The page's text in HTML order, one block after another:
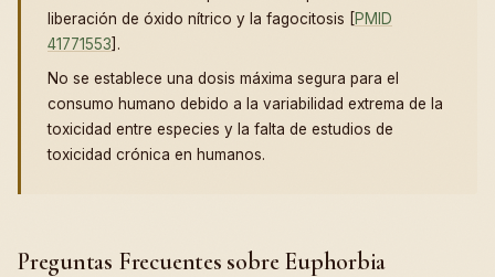
liberación de óxido nítrico y la fagocitosis [PMID
41771553].
No se establece una dosis máxima segura para el
consumo humano debido a la variabilidad extrema de la
toxicidad entre especies y la falta de estudios de
toxicidad crónica en humanos.
Preguntas Frecuentes sobre Euphorbia